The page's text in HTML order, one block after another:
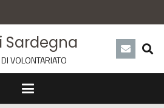
Sardegna
VOLONTARIATO